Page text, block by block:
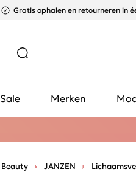
Gratis ophalen en retourneren in
Sale Merken
Beauty JANZEN